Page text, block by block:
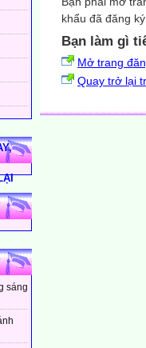
sáng
khẩu đã đăng
Bạn làm gì
Mở trang
Quay trở lại